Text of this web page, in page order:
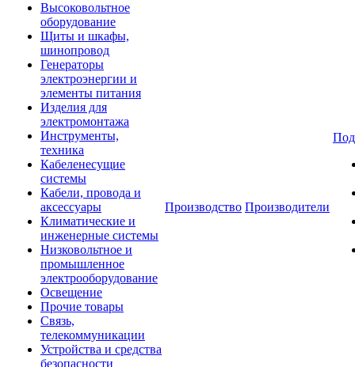
Высоковольтное
оборудование
Щиты и шкафы,
шинопровод
Генераторы
электроэнергии и
элементы питания
Изделия для
электромонтажа
Инструменты,
техника
Кабеленесущие
системы
Кабели, провода и
аксессуары
Климатические и
инженерные системы
Низковольтное и
промышленное
электрооборудование
Освещение
Прочие товары
Связь,
телекоммуникации
Устройства и средства
безопасности
Производство Производители